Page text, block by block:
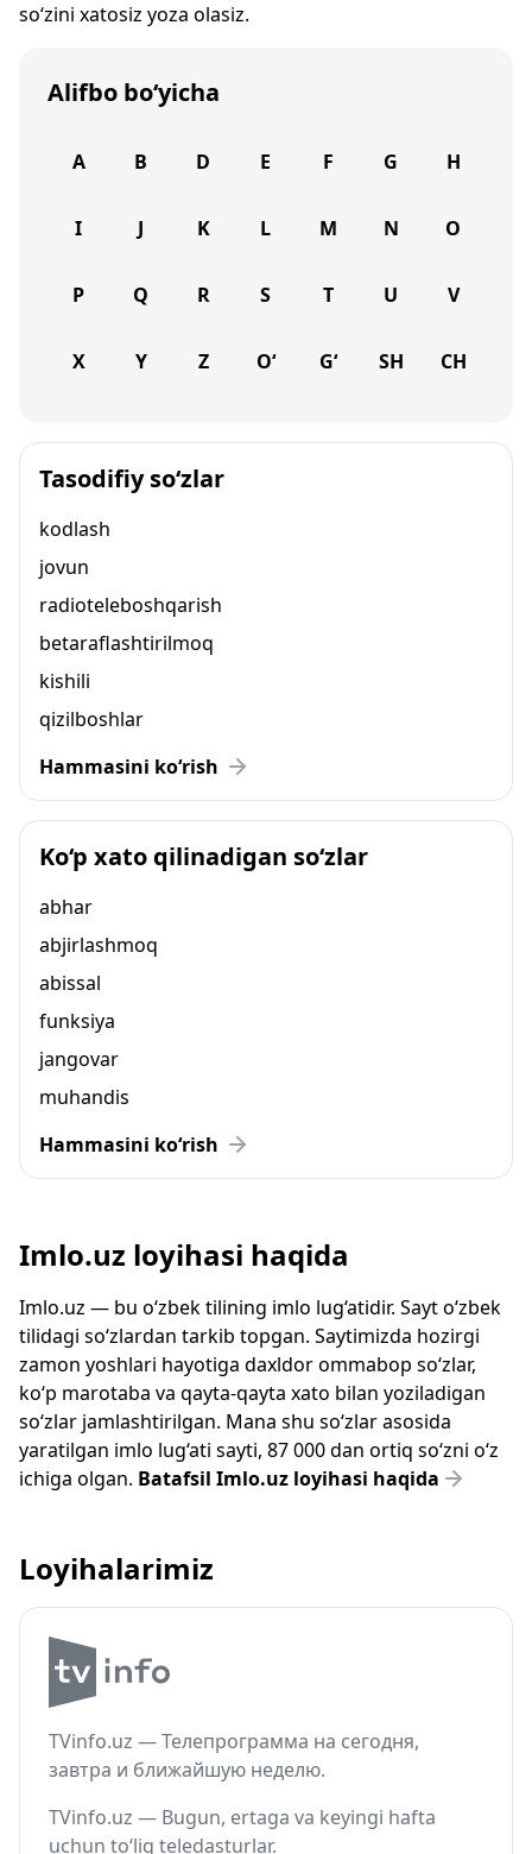
so‘zini xatosiz yoza olasiz.
Alifbo bo‘yicha
A B D E F G H
I J K L M N O
P Q R S T U V
X Y Z O‘ G‘ SH CH
Tasodifiy so‘zlar
kodlash
jovun
radioteleboshqarish
betaraflashtirilmoq
kishili
qizilboshlar
Hammasini ko‘rish
Ko‘p xato qilinadigan so‘zlar
abhar
abjirlashmoq
abissal
funksiya
jangovar
muhandis
Hammasini ko‘rish
Imlo.uz loyihasi haqida
Imlo.uz — bu o‘zbek tilining imlo lug‘atidir. Sayt o‘zbek
tilidagi so‘zlardan tarkib topgan. Saytimizda hozirgi
zamon yoshlari hayotiga daxldor ommabop so‘zlar,
ko‘p marotaba va qayta-qayta xato bilan yoziladigan
so‘zlar jamlashtirilgan. Mana shu so‘zlar asosida
yaratilgan imlo lug‘ati sayti, 87 000 dan ortiq so‘zni o‘z
ichiga olgan. Batafsil Imlo.uz loyihasi haqida
Loyihalarimiz
TVinfo.uz — Телепрограмма на сегодня,
завтра и ближайшую неделю.
TVinfo.uz — Bugun, ertaga va keyingi hafta
uchun to‘liq teledasturlar.